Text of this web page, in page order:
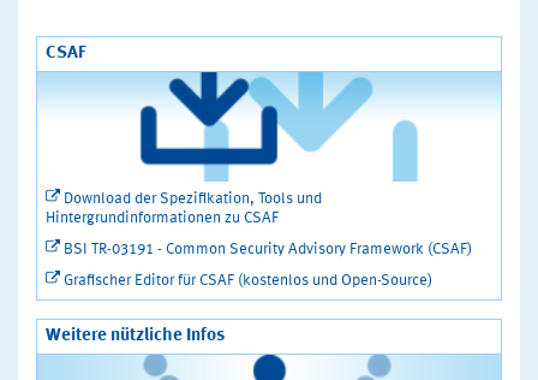
CSAF
Download der Spezifikation, Tools und
Hintergrundinformationen zu CSAF
BSI TR-03191 - Common Security Advisory Framework (CSAF)
Grafischer Editor für CSAF (kostenlos und Open-Source)
Weitere nützliche Infos